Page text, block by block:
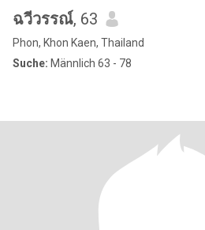
ฉวีวรรณ์, 63
Phon, Khon Kaen, Thailand
Suche: Männlich 63 - 78